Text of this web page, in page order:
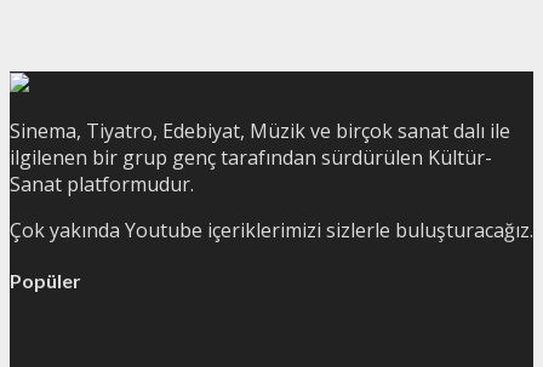
Sinema, Tiyatro, Edebiyat, Müzik ve birçok sanat dalı ile
ilgilenen bir grup genç tarafından sürdürülen Kültür-
Sanat platformudur.
Çok yakında Youtube içeriklerimizi sizlerle buluşturacağız.
Popüler